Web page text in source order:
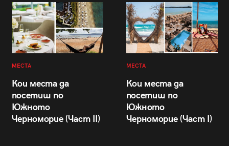
МЕСТА
Кои места да
посетиш по
Южното
Черноморие (Част II)
МЕСТА
Кои места да
посетиш по
Южното
Черноморие (Част I)